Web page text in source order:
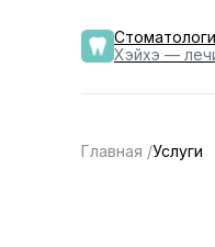
Хэйхэ —
Главная /Услуги